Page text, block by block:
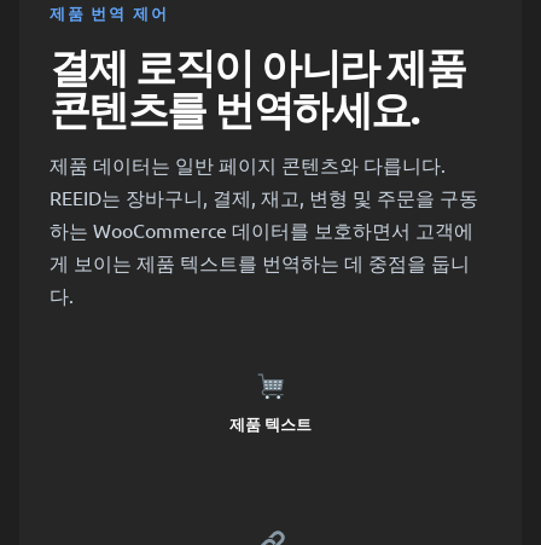
제품 번역 제어
결제 로직이 아니라 제품
콘텐츠를 번역하세요.
제품 데이터는 일반 페이지 콘텐츠와 다릅니다.
REEID는 장바구니, 결제, 재고, 변형 및 주문을 구동
하는 WooCommerce 데이터를 보호하면서 고객에
게 보이는 제품 텍스트를 번역하는 데 중점을 둡니
다.
제품 텍스트